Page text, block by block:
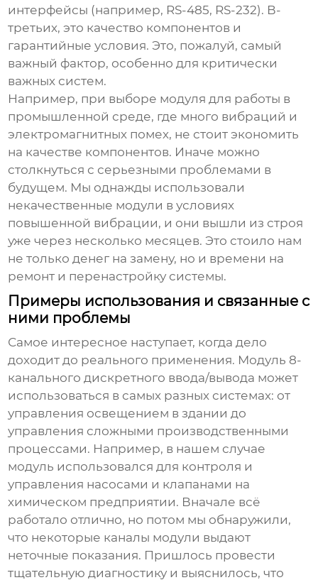
интерфейсы (например, RS-485, RS-232). В-
третьих, это качество компонентов и
гарантийные условия. Это, пожалуй, самый
важный фактор, особенно для критически
важных систем.
Например, при выборе модуля для работы в
промышленной среде, где много вибраций и
электромагнитных помех, не стоит экономить
на качестве компонентов. Иначе можно
столкнуться с серьезными проблемами в
будущем. Мы однажды использовали
некачественные модули в условиях
повышенной вибрации, и они вышли из строя
уже через несколько месяцев. Это стоило нам
не только денег на замену, но и времени на
ремонт и перенастройку системы.
Примеры использования и связанные с
ними проблемы
Самое интересное наступает, когда дело
доходит до реального применения. Модуль 8-
канального дискретного ввода/вывода может
использоваться в самых разных системах: от
управления освещением в здании до
управления сложными производственными
процессами. Например, в нашем случае
модуль использовался для контроля и
управления насосами и клапанами на
химическом предприятии. Вначале всё
работало отлично, но потом мы обнаружили,
что некоторые каналы модули выдают
неточные показания. Пришлось провести
тщательную диагностику и выяснилось, что